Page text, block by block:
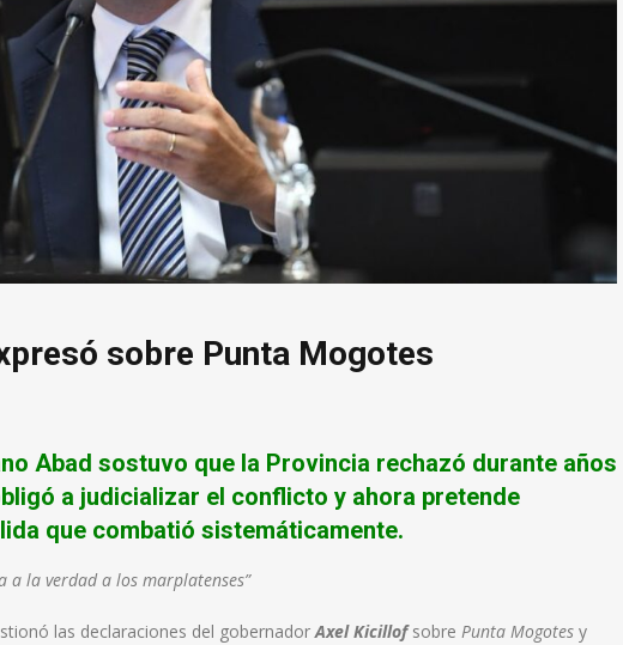
sobre Punta Mogotes
Abad sostuvo que la Provincia rechazó durante años
a judicializar el conflicto y ahora pretende
que combatió sistemáticamente.
a la verdad a los marplatenses”
las declaraciones del gobernadorAxel Kicillof sobre Punta Mogotes y